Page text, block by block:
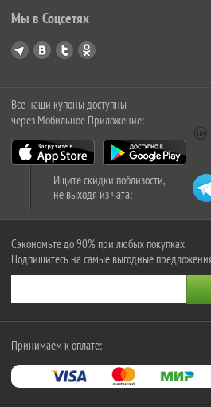
Мы в Соцсетях
Все наши купоны доступны
через Мобильное Приложение:
Ищите скидки поблизости,
не выходя из чата:
Сэкономьте до 90% при любых покупках
Подпишитесь на самые выгодные
Принимаем к оплате: